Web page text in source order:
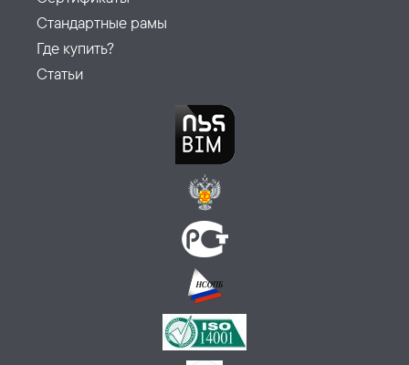
Стандартные рамы
Где купить?
Статьи